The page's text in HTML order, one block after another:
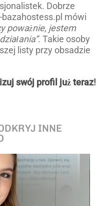
Dobrze
mówi
poważnie, jestem
. Takie osoby
listy przy obsadzie
swój profil już teraz!
INNE